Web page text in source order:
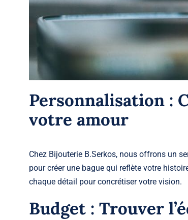
Personnalisation :
votre amour
Chez Bijouterie B.Serkos, nous offrons un
pour créer une bague qui reflète votre
chaque détail pour concrétiser votre vision.
Budget : Trouver